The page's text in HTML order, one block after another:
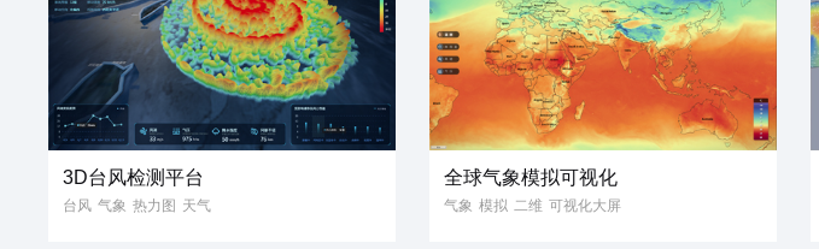
可视化3D场景 3D可视化
数字孪生 可视化大屏
3D台风检测平台
台风 气象 热力图 天气
全球气象模拟可视化
气象 模拟 二维 可视化大屏